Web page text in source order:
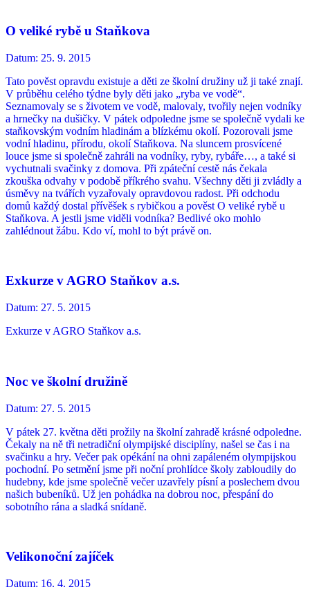
O veliké rybě u Staňkova
Datum: 25. 9. 2015
Tato pověst opravdu existuje a děti ze školní družiny už ji také znají.
V průběhu celého týdne byly děti jako „ryba ve vodě“.
Seznamovaly se s životem ve vodě, malovaly, tvořily nejen vodníky
a hrnečky na dušičky. V pátek odpoledne jsme se společně vydali ke
staňkovským vodním hladinám a blízkému okolí. Pozorovali jsme
vodní hladinu, přírodu, okolí Staňkova. Na sluncem prosvícené
louce jsme si společně zahráli na vodníky, ryby, rybáře…, a také si
vychutnali svačinky z domova. Při zpáteční cestě nás čekala
zkouška odvahy v podobě příkrého svahu. Všechny děti ji zvládly a
úsměvy na tvářích vyzařovaly opravdovou radost. Při odchodu
domů každý dostal přívěšek s rybičkou a pověst O veliké rybě u
Staňkova. A jestli jsme viděli vodníka? Bedlivé oko mohlo
zahlédnout žábu. Kdo ví, mohl to být právě on.
Exkurze v AGRO Staňkov a.s.
Datum: 27. 5. 2015
Exkurze v AGRO Staňkov a.s.
Noc ve školní družině
Datum: 27. 5. 2015
V pátek 27. května děti prožily na školní zahradě krásné odpoledne.
Čekaly na ně tři netradiční olympijské disciplíny, našel se čas i na
svačinku a hry. Večer pak opékání na ohni zapáleném olympijskou
pochodní. Po setmění jsme při noční prohlídce školy zabloudily do
hudebny, kde jsme společně večer uzavřely písní a poslechem dvou
našich bubeníků. Už jen pohádka na dobrou noc, přespání do
sobotního rána a sladká snídaně.
Velikonoční zajíček
Datum: 16. 4. 2015